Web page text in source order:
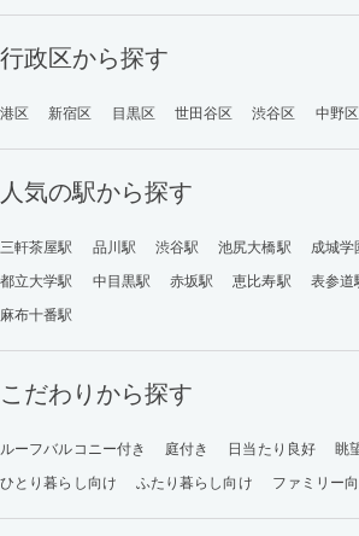
行政区から探す
港区 新宿区 目黒区 世田谷区 渋谷区 中野区
人気の駅から探す
三軒茶屋駅 品川駅 渋谷駅 池尻大橋駅 成城学
都立大学駅
中目黒駅 赤坂駅 恵比寿駅 表参道
麻布十番駅
こだわりから探す
ルーフバルコニー付き 庭付き 日当たり良好 眺
ひとり暮らし向け
ふたり暮らし向け ファミリー